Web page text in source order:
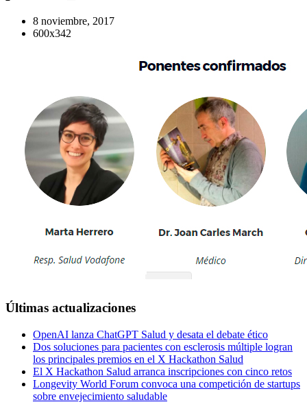
8 noviembre, 2017
600x342
Últimas actualizaciones
OpenAI lanza ChatGPT Salud y desata el debate ético
Dos soluciones para pacientes con esclerosis múltiple logran
los principales premios en el X Hackathon Salud
El X Hackathon Salud arranca inscripciones con cinco retos
Longevity World Forum convoca una competición de startups
sobre envejecimiento saludable